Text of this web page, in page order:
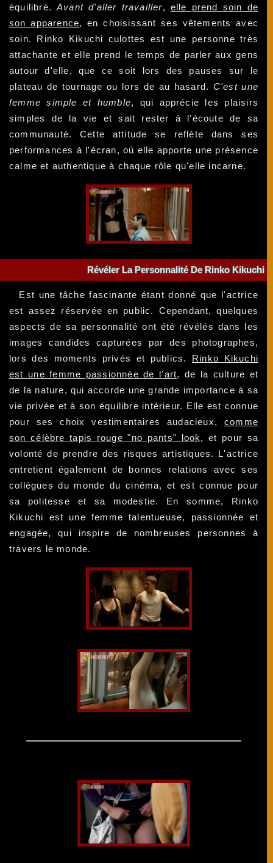
équilibré.Avant d'aller travailler, elle prend soin de
son apparence, en choisissant ses vêtements avec
soin. Rinko Kikuchi culottes est une personne très
attachante et elle prend le temps de parler aux gens
autour d'elle, que ce soit lors des pauses sur le
plateau de tournage ou lors de au hasard. C'est une
femme simple et humble, qui apprécie les plaisirs
simples de la vie et sait rester à l'écoute de sa
communauté. Cette attitude se reflète dans ses
performances à l'écran, où elle apporte une présence
calme et authentique à chaque rôle qu'elle incarne.
Révéler La Personnalité De Rinko Kikuchi
Est une tâche fascinante étant donné que l'actrice
est assez réservée en public. Cependant, quelques
aspects de sa personnalité ont été révélés dans les
images candides capturées par des photographes,
lors des moments privés et publics. Rinko Kikuchi
est une femme passionnée de l'art, de la culture et
de la nature, qui accorde une grande importance à sa
vie privée et à son équilibre intérieur. Elle est connue
pour ses choix vestimentaires audacieux,comme
son célèbre tapis rouge "no pants" look, et pour sa
volonté de prendre des risques artistiques. L'actrice
entretient également de bonnes relations avec ses
collègues du monde du cinéma, et est connue pour
sa politesse et sa modestie. En somme, Rinko
Kikuchi est une femme talentueuse, passionnée et
engagée, qui inspire de nombreuses personnes à
travers le monde.